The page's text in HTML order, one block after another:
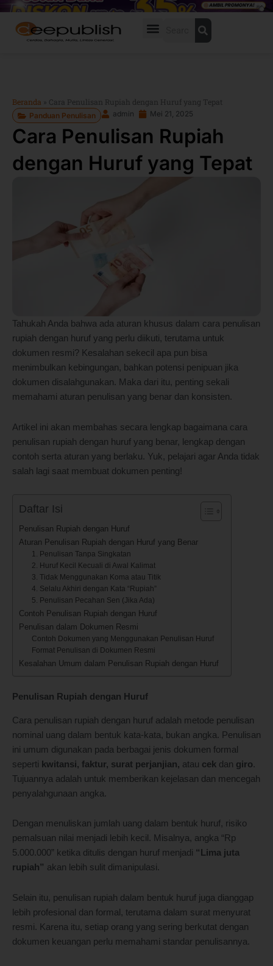
Lewati
konten
Beranda » Cara Penulisan Rupiah dengan Huruf yang Tepat
Panduan Penulisan admin Mei 21, 2025
Cara Penulisan Rupiah
dengan Huruf yang Tepat
Tahukah Anda bahwa ada aturan khusus dalam cara penulisan
rupiah dengan huruf yang perlu diikuti, terutama untuk
dokumen resmi? Kesalahan sekecil apa pun bisa
menimbulkan kebingungan, bahkan potensi penipuan jika
dokumen disalahgunakan. Maka dari itu, penting sekali
memahami aturan penulisan yang benar dan konsisten.
Artikel ini akan membahas secara lengkap bagaimana cara
penulisan rupiah dengan huruf yang benar, lengkap dengan
contoh serta aturan yang berlaku. Yuk, pelajari agar Anda tidak
salah lagi saat membuat dokumen penting!
Daftar Isi
Penulisan Rupiah dengan Huruf
Aturan Penulisan Rupiah dengan Huruf yang Benar
1. Penulisan Tanpa Singkatan
2. Huruf Kecil Kecuali di Awal Kalimat
3. Tidak Menggunakan Koma atau Titik
4. Selalu Akhiri dengan Kata “Rupiah”
5. Penulisan Pecahan Sen (Jika Ada)
Contoh Penulisan Rupiah dengan Huruf
Penulisan dalam Dokumen Resmi
Contoh Dokumen yang Menggunakan Penulisan Huruf
Format Penulisan di Dokumen Resmi
Kesalahan Umum dalam Penulisan Rupiah dengan Huruf
Penulisan Rupiah dengan Huruf
Cara penulisan rupiah dengan huruf adalah metode penulisan
nominal uang dalam bentuk kata-kata, bukan angka. Penulisan
ini umum digunakan pada berbagai jenis dokumen formal
seperti kwitansi, faktur, surat perjanjian, atau cek dan giro.
Tujuannya adalah untuk memberikan kejelasan dan mencegah
penyalahgunaan angka.
Dengan menuliskan jumlah uang dalam bentuk huruf, risiko
pemalsuan nilai menjadi lebih kecil. Misalnya, angka “Rp
5.000.000” ketika ditulis dengan huruf menjadi “Lima juta
rupiah” akan lebih sulit dimanipulasi.
Selain itu, penulisan rupiah dalam bentuk huruf juga dianggap
lebih profesional dan formal, terutama dalam surat menyurat
resmi. Karena itu, setiap orang yang sering berkutat dengan
dokumen keuangan perlu memahami standar penulisannya.